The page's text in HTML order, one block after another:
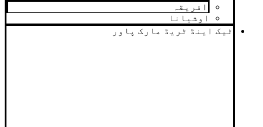
افریقہ
اوشیانا
ٹیک اینڈ ٹریڈ مارک پاور